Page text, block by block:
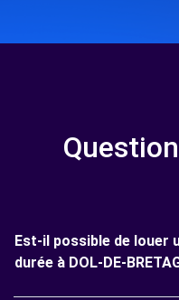
Est-il possible de louer
durée à DOL-DE-